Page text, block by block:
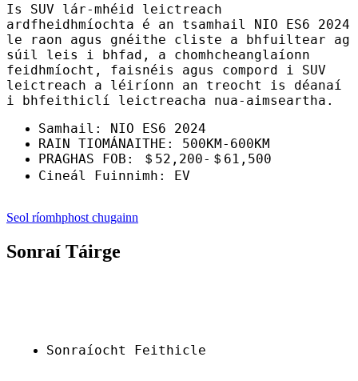
Is SUV lár-mhéid leictreach
ardfheidhmíochta é an tsamhail NIO ES6 2024
le raon agus gnéithe cliste a bhfuiltear ag
súil leis i bhfad, a chomhcheanglaíonn
feidhmíocht, faisnéis agus compord i SUV
leictreach a léiríonn an treocht is déanaí
i bhfeithiclí leictreacha nua-aimseartha.
Samhail: NIO ES6 2024
RAIN TIOMÁNAITHE: 500KM-600KM
PRAGHAS FOB: ＄52,200-＄61,500
Cineál Fuinnimh: EV
Seol ríomhphost chugainn
Sonraí Táirge
Sonraíocht Feithicle